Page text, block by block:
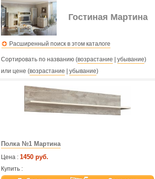
Гостиная Мартина
Расширенный поиск в этом каталоге
Сортировать по названию (возрастание убывание)
или цене (возрастание убывание)
Полка №1 Мартина
Цена : 1450 руб.
Купить :